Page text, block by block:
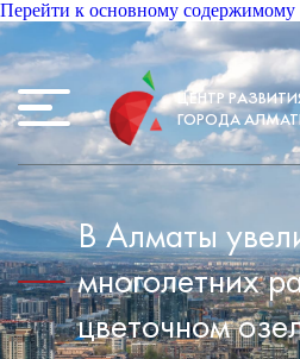
Перейти к основному содержимому
ЦЕНТР
ГОРОДА
В Алматы
многолетних
цветочном